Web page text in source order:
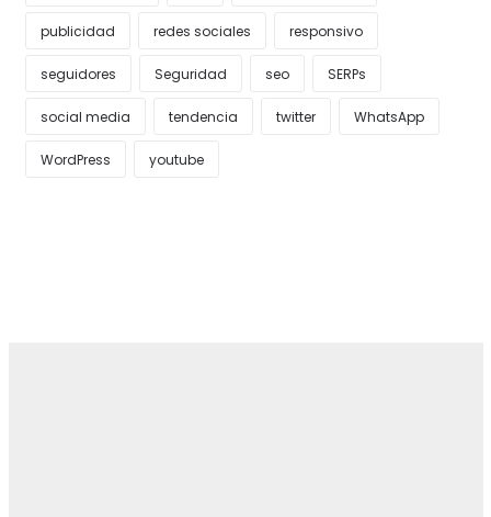
publicidad redes sociales responsivo
seguidores Seguridad seo SERPs
social media tendencia twitter WhatsApp
WordPress youtube